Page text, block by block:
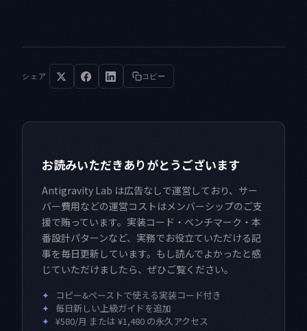
シェア コピー
お読みいただきありがとうございます
Antigravity Lab は広告なしで運営しており、サー
バー費用などの運営コストはメンバーシップのご支
援で賄っています。実装コード・ベンチマーク・本
番設計パターンなど、実務でお役立ていただける記
事を毎日更新しています。もし読んでよかったと感
じていただけましたら、ぜひご覧ください。
✦
コピー&ペーストで使える実装コード付き
✦ 毎日新しい上級ガイドを追加
✦ ¥580/月 または ¥1,480 の永久アクセス